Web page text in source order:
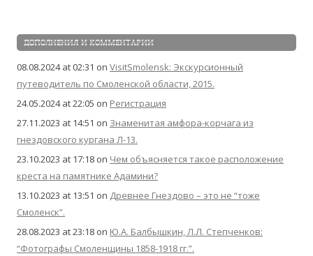
ДОПОЛНЕНИЯ И КОММЕНТАРИИ
08.08.2024 at 02:31 on VisitSmolensk: Экскурсионный
путеводитель по Смоленской области, 2015.
24.05.2024 at 22:05 on Регистрация
27.11.2023 at 14:51 on Знаменитая амфора-корчага из
гнездовского кургана Л-13.
23.10.2023 at 17:18 on Чем объясняется такое расположение
креста на памятнике Адамини?
13.10.2023 at 13:51 on Древнее Гнездово – это не “тоже
Смоленск”.
28.08.2023 at 23:18 on Ю.А. Балбышкин, Л.Л. Степченков:
“Фотографы Смоленщины 1858-1918 гг.”.